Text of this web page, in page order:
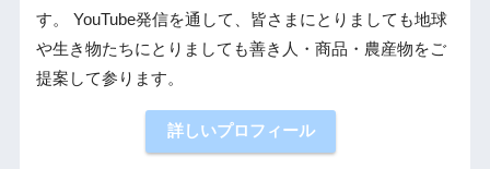
す。 YouTube発信を通して、皆さまにとりましても地球
や生き物たちにとりましても善き人・商品・農産物をご
提案して参ります。
詳しいプロフィール